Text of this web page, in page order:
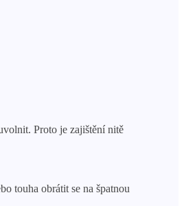
Proto je zajištění nitě
touha obrátit se na špatnou